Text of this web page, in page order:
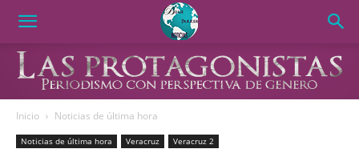
Inicio Noticias de última hora
Noticias de última hora Veracruz Veracruz 2